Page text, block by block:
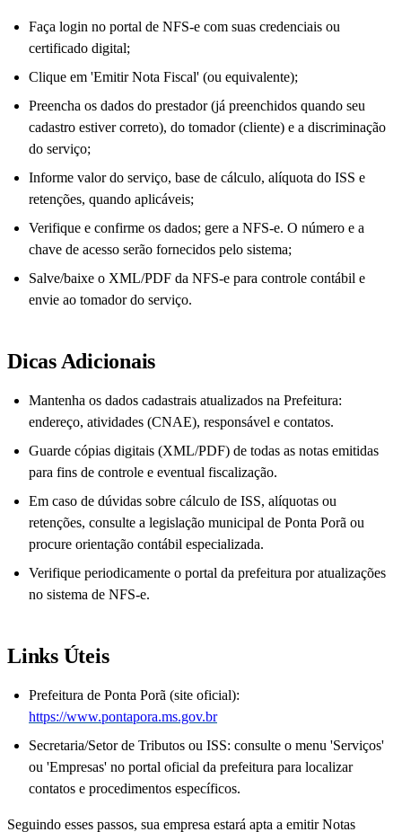
Faça login no portal de NFS-e com suas credenciais ou
certificado digital;
Clique em 'Emitir Nota Fiscal' (ou equivalente);
Preencha os dados do prestador (já preenchidos quando seu
cadastro estiver correto), do tomador (cliente) e a discriminação
do serviço;
Informe valor do serviço, base de cálculo, alíquota do ISS e
retenções, quando aplicáveis;
Verifique e confirme os dados; gere a NFS-e. O número e a
chave de acesso serão fornecidos pelo sistema;
Salve/baixe o XML/PDF da NFS-e para controle contábil e
envie ao tomador do serviço.
Dicas Adicionais
Mantenha os dados cadastrais atualizados na Prefeitura:
endereço, atividades (CNAE), responsável e contatos.
Guarde cópias digitais (XML/PDF) de todas as notas emitidas
para fins de controle e eventual fiscalização.
Em caso de dúvidas sobre cálculo de ISS, alíquotas ou
retenções, consulte a legislação municipal de Ponta Porã ou
procure orientação contábil especializada.
Verifique periodicamente o portal da prefeitura por atualizações
no sistema de NFS-e.
Links Úteis
Prefeitura de Ponta Porã (site oficial):
https://www.pontapora.ms.gov.br
Secretaria/Setor de Tributos ou ISS: consulte o menu 'Serviços'
ou 'Empresas' no portal oficial da prefeitura para localizar
contatos e procedimentos específicos.
Seguindo esses passos, sua empresa estará apta a emitir Notas